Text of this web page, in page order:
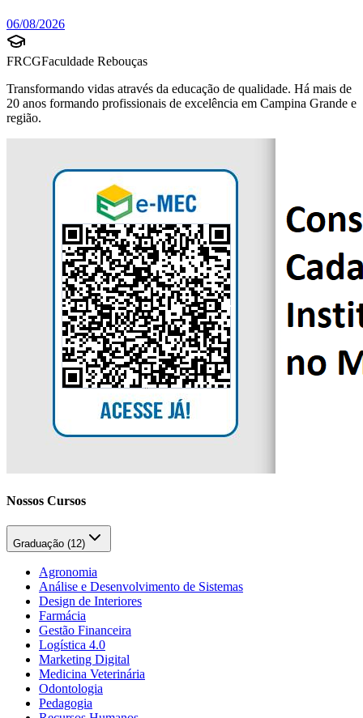
06/08/2026
FRCGFaculdade Rebouças
Transformando vidas através da educação de qualidade. Há mais de
20 anos formando profissionais de excelência em Campina Grande e
região.
Nossos Cursos
Graduação (12)
Agronomia
Análise e Desenvolvimento de Sistemas
Design de Interiores
Farmácia
Gestão Financeira
Logística 4.0
Marketing Digital
Medicina Veterinária
Odontologia
Pedagogia